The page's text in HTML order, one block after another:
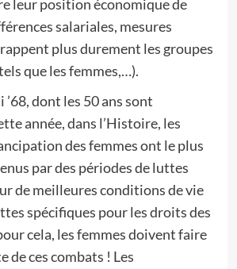
leur position économique de
salariales, mesures
plus durement les groupes
que les femmes,…).
’68, dont les 50 ans sont
année, dans l’Histoire, les
des femmes ont le plus
par des périodes de luttes
de meilleures conditions de vie
spécifiques pour les droits des
cela, les femmes doivent faire
de ces combats ! Les